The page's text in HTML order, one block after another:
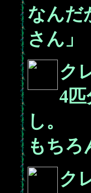
なんだ
さん」
ク
4
し。
もちろ
ク